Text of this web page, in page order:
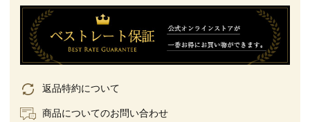
返品特約について
商品についてのお問い合わせ